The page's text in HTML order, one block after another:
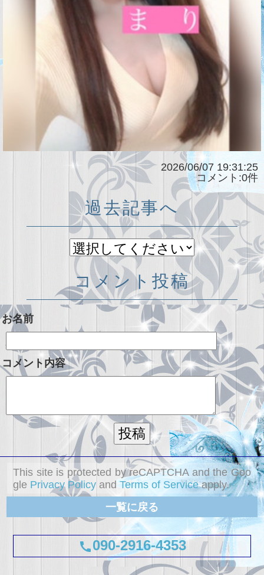
2026/06/07 19:31:25
コメント:0件
過去記事へ
コメント投稿
お名前
コメント内容
This site is protected by reCAPTCHA and the Goo
gle Privacy Policy andTerms of Serviceapply.
一覧に戻る
call090-2916-4353